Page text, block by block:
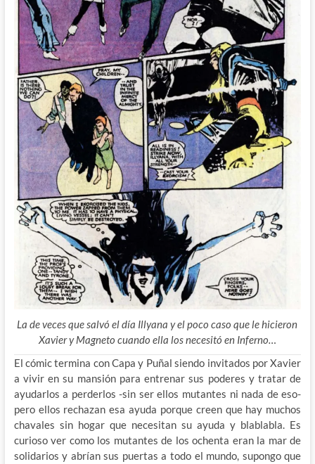
La de veces que salvó el día Illyana y el poco caso que le hicieron
Xavier y Magneto cuando ella los necesitó en Inferno…
El cómic termina con Capa y Puñal siendo invitados por Xavier
a vivir en su mansión para entrenar sus poderes y tratar de
ayudarlos a perderlos -sin ser ellos mutantes ni nada de eso-
pero ellos rechazan esa ayuda porque creen que hay muchos
chavales sin hogar que necesitan su ayuda y blablabla. Es
curioso ver como los mutantes de los ochenta eran la mar de
solidarios y abrían sus puertas a todo el mundo, supongo que